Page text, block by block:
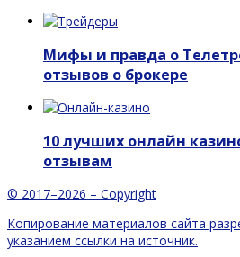
Мифы и правда о
отзывов о брокере
10 лучших онлайн
отзывам
© 2017–2026 – Copyright
Копирование материалов сайта
указанием ссылки на источник.